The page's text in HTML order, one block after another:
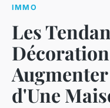
IMMO
Les
d'Une